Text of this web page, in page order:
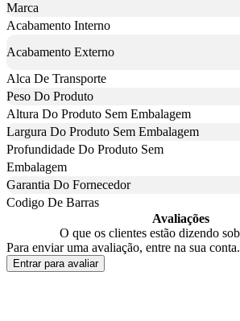
Marca
Acabamento Interno
Acabamento Externo
Alca De Transporte
Peso Do Produto
Altura Do Produto Sem Embalagem
Largura Do Produto Sem Embalagem
Profundidade Do Produto Sem
Embalagem
Garantia Do Fornecedor
Codigo De Barras
Avaliações
O que os clientes estão dizendo
Para enviar uma avaliação, entre na sua conta.
Entrar para avaliar